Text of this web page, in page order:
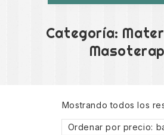
Categoría:
Mostrando todos los
Ordenar por precio: